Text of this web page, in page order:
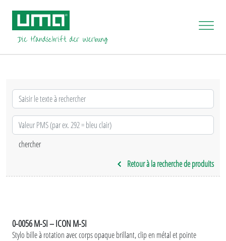
Retour à la recherche de produits
0-0056 M-SI – ICON M-SI
Stylo bille à rotation avec corps opaque brillant, clip en métal et pointe